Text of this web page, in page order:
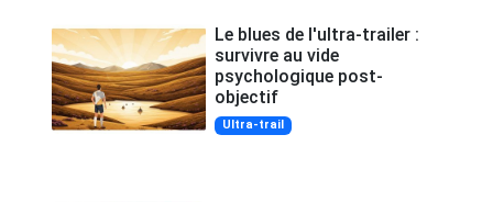
Le blues de l'ultra-trailer :
survivre au vide
psychologique post-
objectif
Ultra-trail